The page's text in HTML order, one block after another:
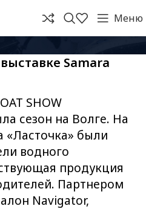
Меню
Samara
SHOW
сезон на Волге. На
«Ласточка» были
водного
продукция
Партнером
Navigator,